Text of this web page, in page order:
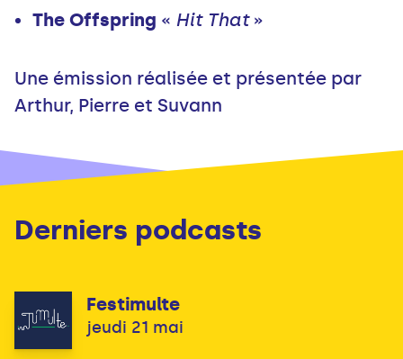
The Offspring « Hit That»
Une émission réalisée et présentée par
Arthur, Pierre et Suvann
Derniers podcasts
Festimulte
jeudi 21 mai